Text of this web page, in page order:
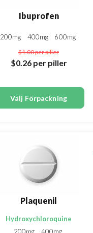
Ibuprofen
200mg 400mg 600mg
$1.00per piller
$0.26 per piller
Välj Förpackning
Plaquenil
Hydroxychloroquine